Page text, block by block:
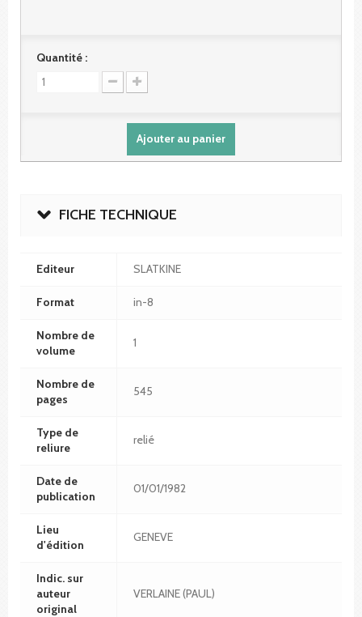
Quantité :
Ajouter au panier
FICHE TECHNIQUE
Editeur SLATKINE
Format in-8
Nombre de
volume
1
Nombre de
pages
545
Type de
reliure
relié
Date de
publication
01/01/1982
Lieu
d'édition
GENEVE
Indic. sur
auteur
original
VERLAINE (PAUL)